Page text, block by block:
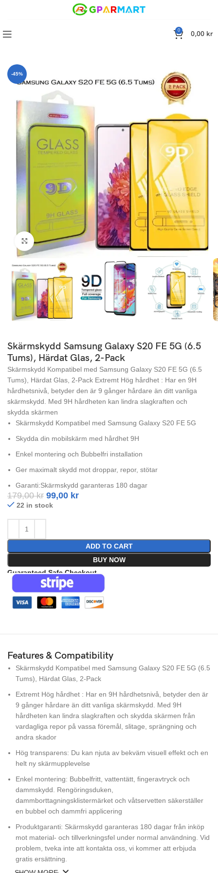
0 0,00 kr
-45%
Click to enlarge
Skärmskydd Samsung Galaxy S20 FE 5G (6.5
Tums), Härdat Glas, 2-Pack
Skärmskydd Kompatibel med Samsung Galaxy S20 FE 5G (6.5
Tums), Härdat Glas, 2-Pack Extremt Hög hårdhet : Har en 9H
hårdhetsnivå, betyder den är 9 gånger hårdare än ditt vanliga
skärmskydd. Med 9H hårdheten kan lindra slagkraften och
skydda skärmen
Skärmskydd Kompatibel med Samsung Galaxy S20 FE 5G
Skydda din mobilskärm med hårdhet 9H
Enkel montering och Bubbelfri installation
Ger maximalt skydd mot droppar, repor, stötar
Garanti:Skärmskydd garanteras 180 dagar
179,00kr 99,00 kr
22 in stock
ADD TO CART
BUY NOW
Guaranteed Safe Checkout
Features & Compatibility
Skärmskydd Kompatibel med Samsung Galaxy S20 FE 5G (6.5
Tums), Härdat Glas, 2-Pack
Extremt Hög hårdhet : Har en 9H hårdhetsnivå, betyder den är
9 gånger hårdare än ditt vanliga skärmskydd. Med 9H
hårdheten kan lindra slagkraften och skydda skärmen från
vardagliga repor på vassa föremål, slitage, sprängning och
andra skador
Hög transparens: Du kan njuta av bekväm visuell effekt och en
helt ny skärmupplevelse
Enkel montering: Bubbelfritt, vattentätt, fingeravtryck och
dammskydd. Rengöringsduken,
dammborttagningsklistermärket och våtservetten säkerställer
en bubbel och dammfri applicering
Produktgaranti: Skärmskydd garanteras 180 dagar från inköp
mot material- och tillverkningsfel under normal användning. Vid
problem, tveka inte att kontakta oss, vi kommer att erbjuda
gratis ersättning.